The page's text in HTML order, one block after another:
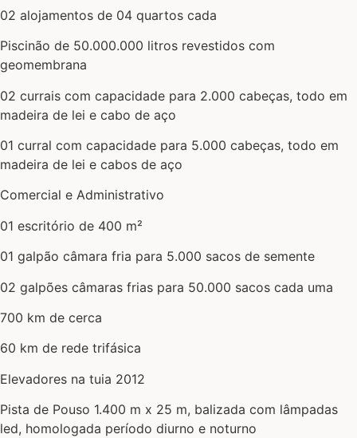
02 alojamentos de 04 quartos cada
Piscinão de 50.000.000 litros revestidos com
geomembrana
02 currais com capacidade para 2.000 cabeças, todo em
madeira de lei e cabo de aço
01 curral com capacidade para 5.000 cabeças, todo em
madeira de lei e cabos de aço
Comercial e Administrativo
01 escritório de 400 m²
01 galpão câmara fria para 5.000 sacos de semente
02 galpões câmaras frias para 50.000 sacos cada uma
700 km de cerca
60 km de rede trifásica
Elevadores na tuia 2012
Pista de Pouso 1.400 m x 25 m, balizada com lâmpadas
led, homologada período diurno e noturno